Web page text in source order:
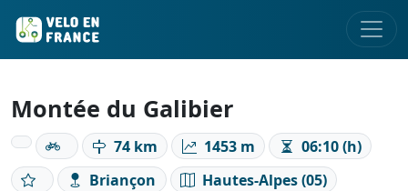
Montée du Galibier
74 km 1453 m
06:10 (h)
Briançon
Hautes-Alpes (05)